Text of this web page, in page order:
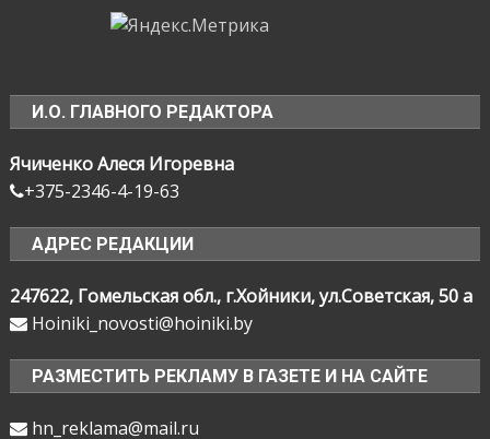
И.О. ГЛАВНОГО РЕДАКТОРА
Ячиченко Алеся Игоревна
+375-2346-4-19-63
АДРЕС РЕДАКЦИИ
247622, Гомельская обл., г.Хойники, ул.Советская, 50 а
Hoiniki_novosti@hoiniki.by
РАЗМЕСТИТЬ РЕКЛАМУ В ГАЗЕТЕ И НА САЙТЕ
hn_reklama@mail.ru